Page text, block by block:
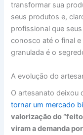
transformar sua
seus produtos e,
profissional que
conosco até o final
granulada é o
A evolução do
O artesanato deixou
tornar um mercado
valorização do
viram a demanda